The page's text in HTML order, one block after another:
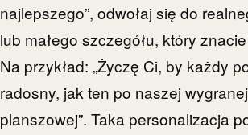
najlepszego”, odwołaj się do
lub małego szczegółu, który
Na przykład: „Życzę Ci, by każdy
radosny, jak ten po naszej
planszowej”. Taka personalizacja